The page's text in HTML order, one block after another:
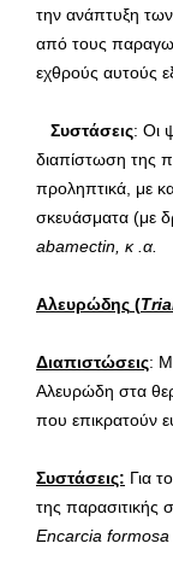
την ανάπτυξη
από τους
εχθρούς αυτούς
Συστάσεις: Οι
διαπίστωση της
προληπτικά, με
σκευάσματα (με
abamectin, κ .α.
Αλευρώδης (Τ
Διαπιστώσεις:
Αλευρώδη στα
που επικρατούν
Συστάσεις: Για
της
Encarcia formosa